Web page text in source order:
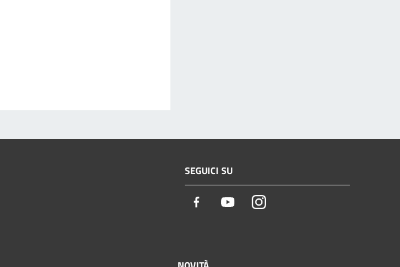
SEGUICI SU
Facebook YoutubeInstagram